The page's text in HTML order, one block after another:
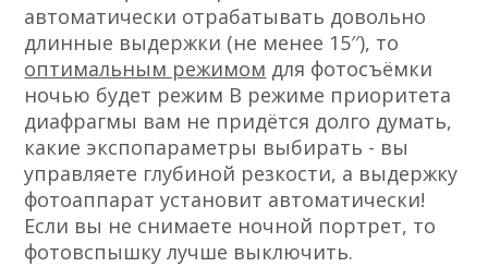
автоматически отрабатывать довольно
длинные выдержки (не менее 15′′), то
оптимальным режимом для фотосъёмки
ночью будет режим В режиме приоритета
диафрагмы вам не придётся долго думать,
какие экспопараметры выбирать - вы
управляете глубиной резкости, а выдержку
фотоаппарат установит автоматически!
Если вы не снимаете ночной портрет, то
фотовспышку лучше выключить.